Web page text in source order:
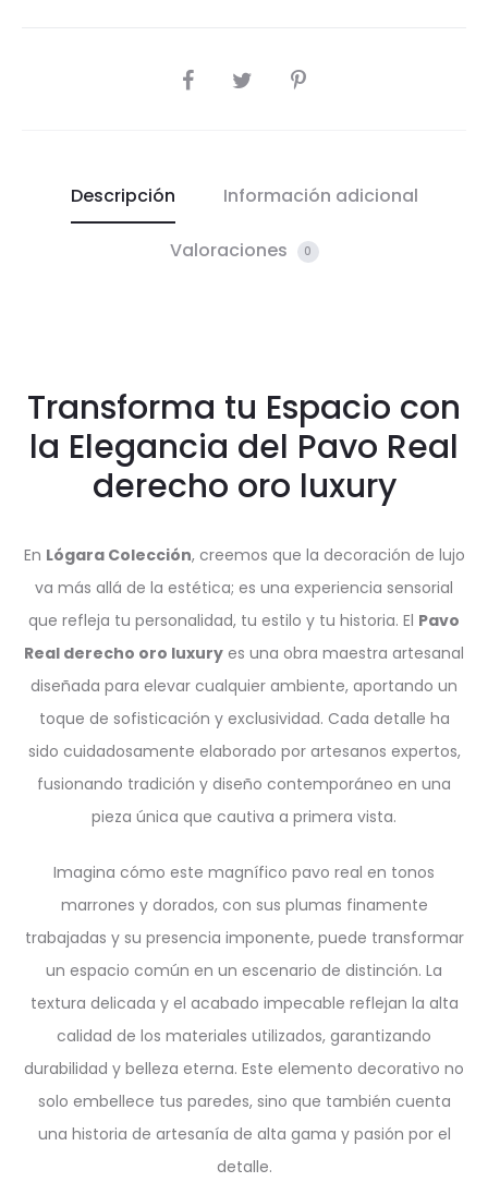
COMPARTIR
Descripción Información adicional
Valoraciones 0
Transforma tu Espacio con
la Elegancia del Pavo Real
derecho oro luxury
En Lógara Colección, creemos que la decoración de lujo
va más allá de la estética; es una experiencia sensorial
que refleja tu personalidad, tu estilo y tu historia. El Pavo
Real derecho oro luxury es una obra maestra artesanal
diseñada para elevar cualquier ambiente, aportando un
toque de sofisticación y exclusividad. Cada detalle ha
sido cuidadosamente elaborado por artesanos expertos,
fusionando tradición y diseño contemporáneo en una
pieza única que cautiva a primera vista.
Imagina cómo este magnífico pavo real en tonos
marrones y dorados, con sus plumas finamente
trabajadas y su presencia imponente, puede transformar
un espacio común en un escenario de distinción. La
textura delicada y el acabado impecable reflejan la alta
calidad de los materiales utilizados, garantizando
durabilidad y belleza eterna. Este elemento decorativo no
solo embellece tus paredes, sino que también cuenta
una historia de artesanía de alta gama y pasión por el
detalle.